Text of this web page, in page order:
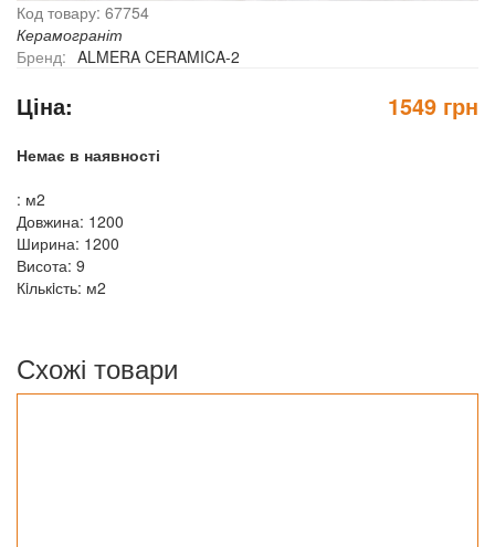
Код товару: 67754
Керамограніт
Бренд: ALMERA CERAMICA-2
Ціна: 1549 грн
Немає в наявності
: м2
Довжина: 1200
Ширина: 1200
Висота: 9
Кiлькiсть: м2
Схожі товари